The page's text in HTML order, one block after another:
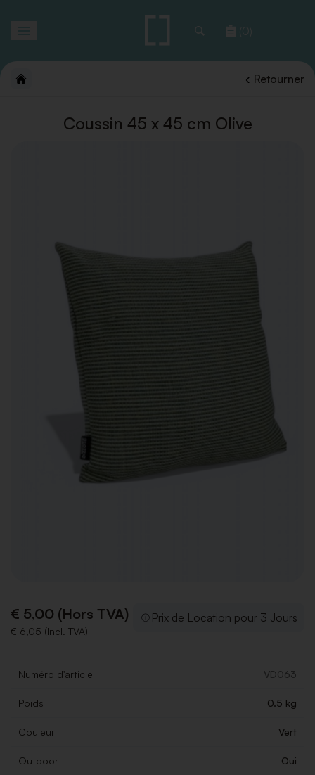
(0)
Retourner
Coussin 45 x 45 cm Olive
€ 5,00 (Hors TVA)
€ 6,05 (Incl. TVA)
Prix de Location pour 3 Jours
Numéro d'article VD063
Poids 0.5 kg
Couleur Vert
Outdoor Oui